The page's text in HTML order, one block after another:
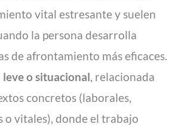
vital estresante y suelen
la persona desarrolla
de afrontamiento más eficaces.
leve o situacional, relacionada
concretos (laborales,
o vitales), donde el trabajo